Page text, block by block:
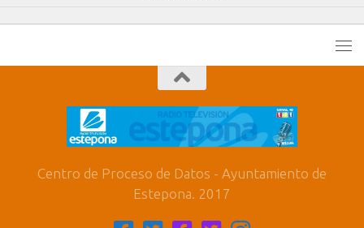
Centro de Proceso de Datos - Ayuntamiento de
Estepona. 2017